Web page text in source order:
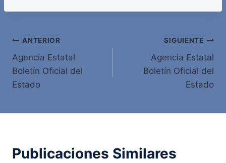
Navegación
de
entradas
ANTERIOR
Agencia Estatal
Boletín Oficial del
Estado
SIGUIENTE
Agencia Estatal
Boletín Oficial del
Estado
Publicaciones Similares